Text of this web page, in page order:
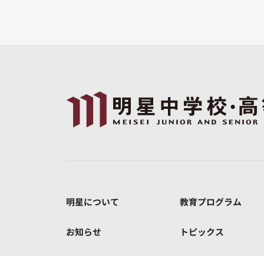
明星について 教育プログラム
お知らせ トピックス